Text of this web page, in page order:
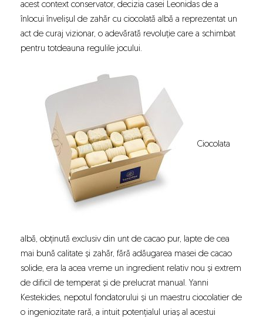
acest context conservator, decizia casei Leonidas de a
înlocui învelișul de zahăr cu ciocolată albă a reprezentat un
act de curaj vizionar, o adevărată revoluție care a schimbat
pentru totdeauna regulile jocului.
Ciocolata
albă, obținută exclusiv din unt de cacao pur, lapte de cea
mai bună calitate și zahăr, fără adăugarea masei de cacao
solide, era la acea vreme un ingredient relativ nou și extrem
de dificil de temperat și de prelucrat manual. Yanni
Kestekides, nepotul fondatorului și un maestru ciocolatier de
o ingeniozitate rară, a intuit potențialul uriaș al acestui